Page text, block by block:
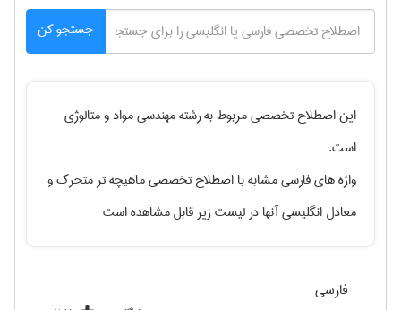
جستجو کن
این اصطلاح تخصصی مربوط به رشتهمهندسی مواد و متالوژی
است.
واژه های فارسی مشابه با اصطلاح تخصصیماهیچه تر متحرکو
معادل انگلیسی آنها در لیست زیر قابل مشاهده است
فارسی